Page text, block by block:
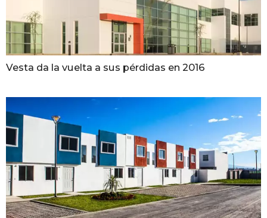
Vesta da la vuelta a sus pérdidas en 2016